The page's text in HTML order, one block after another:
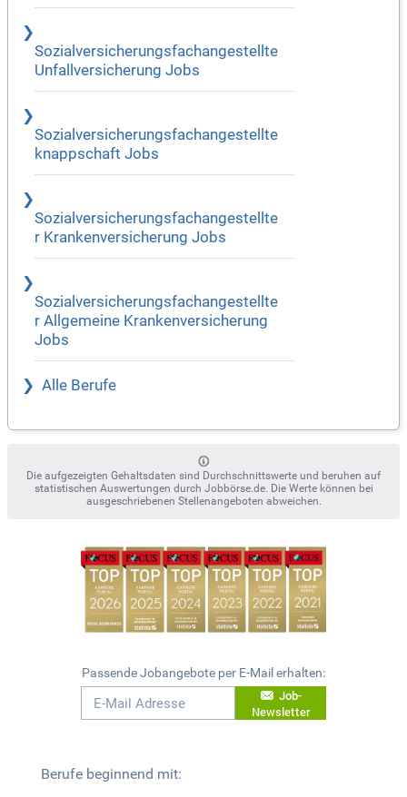
Sozialversicherungsfachangestellte
Unfallversicherung Jobs
Sozialversicherungsfachangestellte
knappschaft Jobs
Sozialversicherungsfachangestellte
r Krankenversicherung Jobs
Sozialversicherungsfachangestellte
r Allgemeine Krankenversicherung
Jobs
Alle Berufe
Die aufgezeigten Gehaltsdaten sind Durchschnittswerte und beruhen auf
statistischen Auswertungen durch Jobbörse.de. Die Werte können bei
ausgeschriebenen Stellenangeboten abweichen.
Passende Jobangebote per E-Mail erhalten:
Job-
Newsletter
Berufe beginnend mit: